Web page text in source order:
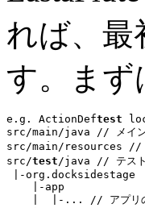
れば、最
す。まず
e.g. ActionDeftest
src/main/java // メイン
src/main/resources //
src/test/java // テスト
|-org.docksidestage
    |-app
    |  |-
... // アプリ